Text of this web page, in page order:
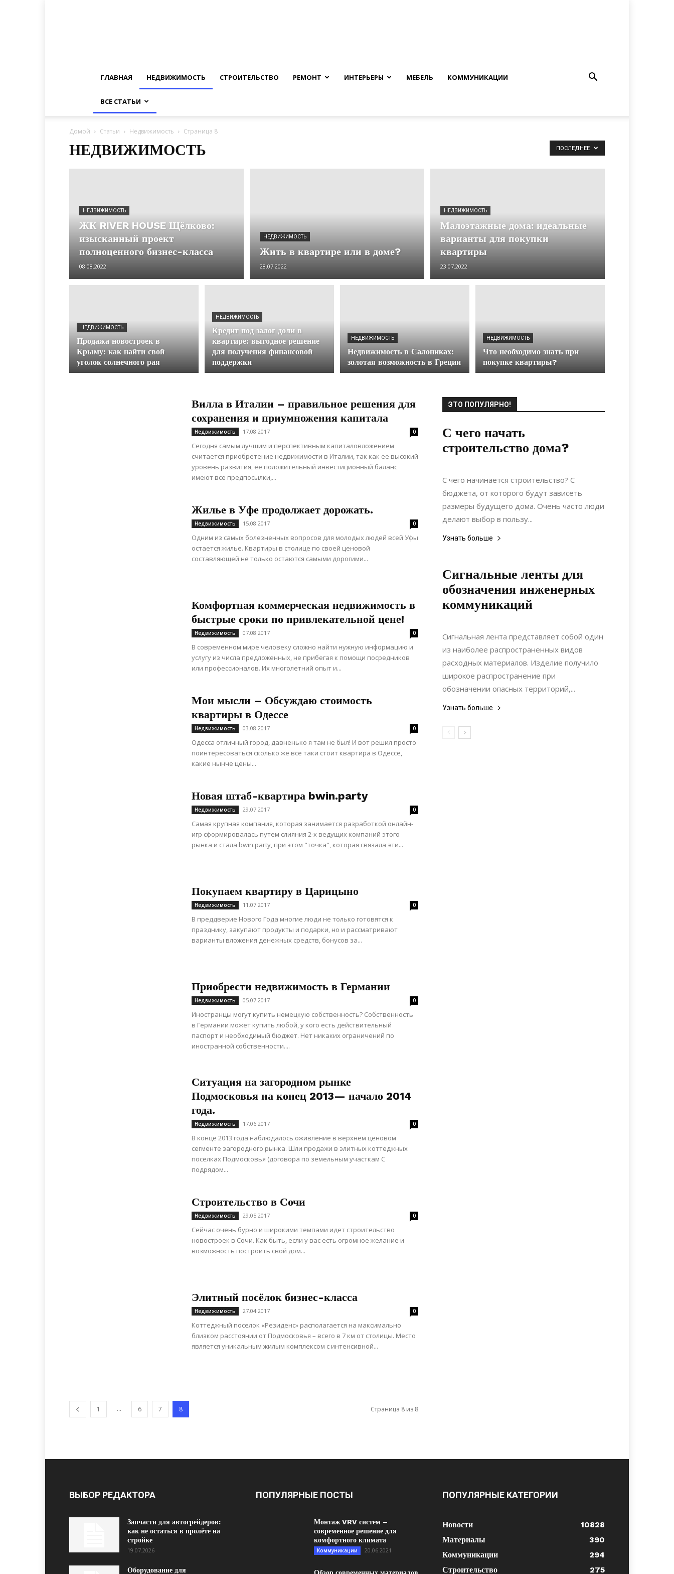
ГЛАВНАЯ НЕДВИЖИМОСТЬ СТРОИТЕЛЬСТВО РЕМОНТ ИНТЕРЬЕРЫ МЕБЕЛЬ КОММУНИКАЦИИ
ВСЕ СТАТЬИ
Домой Статьи Недвижимость Страница 8
НЕДВИЖИМОСТЬ ПОСЛЕДНЕЕ
НЕДВИЖИМОСТЬ
ЖК RIVER HOUSE Щёлково:
изысканный проект
полноценного бизнес-класса
08.08.2022
НЕДВИЖИМОСТЬ
Жить в квартире или в доме?
28.07.2022
НЕДВИЖИМОСТЬ
Малоэтажные дома: идеальные
варианты для покупки
квартиры
23.07.2022
НЕДВИЖИМОСТЬ
Продажа новостроек в
Крыму: как найти свой
уголок солнечного рая
НЕДВИЖИМОСТЬ
Кредит под залог доли в
квартире: выгодное решение
для получения финансовой
поддержки
НЕДВИЖИМОСТЬ
Недвижимость в Салониках:
золотая возможность в Греции
НЕДВИЖИМОСТЬ
Что необходимо знать при
покупке квартиры?
Вилла в Италии – правильное решения для
сохранения и приумножения капитала
Недвижимость 17.08.2017 0
Сегодня самым лучшим и перспективным капиталовложением
считается приобретение недвижимости в Италии, так как ее высокий
уровень развития, ее положительный инвестиционный баланс
имеют все предпосылки,...
Жилье в Уфе продолжает дорожать.
Недвижимость 15.08.2017 0
Одним из самых болезненных вопросов для молодых людей всей Уфы
остается жилье. Квартиры в столице по своей ценовой
составляющей не только остаются самыми дорогими...
Комфортная коммерческая недвижимость в
быстрые сроки по привлекательной цене!
Недвижимость 07.08.2017 0
В современном мире человеку сложно найти нужную информацию и
услугу из числа предложенных, не прибегая к помощи посредников
или профессионалов. Их многолетний опыт и...
Мои мысли – Обсуждаю стоимость
квартиры в Одессе
Недвижимость 03.08.2017 0
Одесса отличный город, давненько я там не был! И вот решил просто
поинтересоваться сколько же все таки стоит квартира в Одессе,
какие нынче цены...
Новая штаб-квартира bwin.party
Недвижимость 29.07.2017 0
Самая крупная компания, которая занимается разработкой онлайн-
игр сформировалась путем слияния 2-х ведущих компаний этого
рынка и стала bwin.party, при этом "точка", которая связала эти...
Покупаем квартиру в Царицыно
Недвижимость 11.07.2017 0
В преддверие Нового Года многие люди не только готовятся к
празднику, закупают продукты и подарки, но и рассматривают
варианты вложения денежных средств, бонусов за...
Приобрести недвижимость в Германии
Недвижимость 05.07.2017 0
Иностранцы могут купить немецкую собственность? Собственность
в Германии может купить любой, у кого есть действительный
паспорт и необходимый бюджет. Нет никаких ограничений по
иностранной собственности....
Ситуация на загородном рынке
Подмосковья на конец 2013— начало 2014
года.
Недвижимость 17.06.2017 0
В конце 2013 года наблюдалось оживление в верхнем ценовом
сегменте загородного рынка. Шли продажи в элитных коттеджных
поселках Подмосковья (договора по земельным участкам С
подрядом...
Строительство в Сочи
Недвижимость 29.05.2017 0
Сейчас очень бурно и широкими темпами идет строительство
новостроек в Сочи. Как быть, если у вас есть огромное желание и
возможность построить свой дом...
Элитный посёлок бизнес-класса
Недвижимость 27.04.2017 0
Коттеджный поселок «Резиденс» располагается на максимально
близком расстоянии от Подмосковья – всего в 7 км от столицы. Место
является уникальным жилым комплексом с интенсивной...
1 ... 6 7 8 Страница 8 из 8
ЭТО ПОПУЛЯРНО!
С чего начать
строительство дома?
28.04.2021
С чего начинается строительство? С
бюджета, от которого будут зависеть
размеры будущего дома. Очень часто люди
делают выбор в пользу...
Узнать больше
Сигнальные ленты для
обозначения инженерных
коммуникаций
29.12.2020
Сигнальная лента представляет собой один
из наиболее распространенных видов
расходных материалов. Изделие получило
широкое распространение при
обозначении опасных территорий,...
Узнать больше
ВЫБОР РЕДАКТОРА
Запчасти для автогрейдеров:
как не остаться в пролёте на
стройке
19.07.2026
Оборудование для
ПОПУЛЯРНЫЕ ПОСТЫ
Монтаж VRV систем –
современное решение для
комфортного климата
Коммуникации 20.06.2021
ПОПУЛЯРНЫЕ КАТЕГОРИИ
Новости
10828
Материалы
390
Коммуникации
294
Строительство
275